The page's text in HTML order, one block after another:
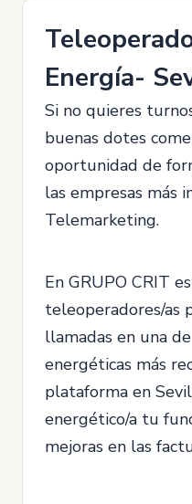
Energía-
Si no quieres
buenas dotes
oportunidad de
las empresas más
Telemarketing.
En GRUPO CRIT
teleoperadores/as
llamadas en una
energéticas más
plataforma en
energético/a tu
mejoras en las